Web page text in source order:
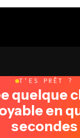
quelque
en
secondes